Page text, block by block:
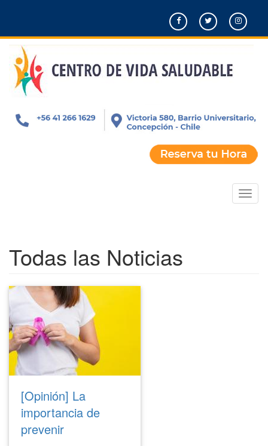
principal
Todas las Noticias
[Opinión] La
importancia de
prevenir